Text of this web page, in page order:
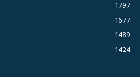
1797
1677
1489
1424